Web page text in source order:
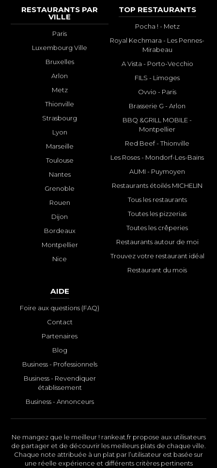
RESTAURANTS PAR
VILLE
Paris
Luxembourg Ville
Bruxelles
Arlon
Metz
Thionville
Strasbourg
Lyon
Marseille
Toulouse
Nantes
Grenoble
Rouen
Dijon
Bordeaux
Montpellier
Nice
TOP RESTAURANTS
Pocha ! - Metz
Royal Kechmara - Les Pennes-
Mirabeau
A Vista - Porto-Vecchio
FILS - Limoges
Ovvio - Paris
Brasserie G - Arlon
BBQ &GRILL MOBILE -
Montpellier
Red Beef - Thionville
Les Roses - Mondorf-Les-Bains
AUMI - Puymoyen
Restaurants étoilés MICHELIN
Tous les restaurants
Toutes les pizzerias
Toutes les crêperies
Restaurants autour de moi
Trouvez votre restaurant idéal
Restaurant du mois
AIDE
Foire aux questions (FAQ)
Contact
Partenaires
Blog
Business - Professionnels
Business - Revendiquer
établissement
Business - Annonceurs
Ne mangez que le meilleur ! rankeat.fr propose aux utilisateurs
de partager et de découvrir les meilleurs plats de chaque ville.
Chaque note attribuée à un plat par l’utilisateur est basée sur
une réelle expérience et différents critères pertinents